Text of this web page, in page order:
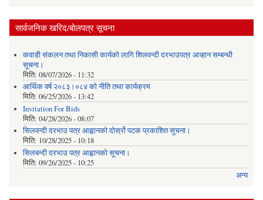
सार्वजनिक खरिद/बोलपत्र सूचना
कवाडी संकलन तथा निकासी कार्यको लागि शिलवन्दी दरभाउपत्र आव्हान सम्बन्धी
सूचना।
मिति: 08/07/2026 - 11:32
आर्थिक वर्ष २०८३।०८४ को नीति तथा कार्यक्रम
मिति: 06/25/2026 - 13:42
Invitation For Bids
मिति: 04/28/2026 - 08:07
सिलवन्दी दरभाउ पत्र आह्वानको दोर्स्रो पटक प्रकाशित सूचना।
मिति: 10/28/2025 - 10:18
सिलबन्दी दरभाउ पत्र आह्वानको सूचना।
मिति: 09/26/2025 - 10:25
अन्य